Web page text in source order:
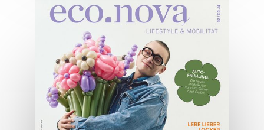
04/2026
Wirtschaftsausgabe April 2026
JETZT BESTELLEN